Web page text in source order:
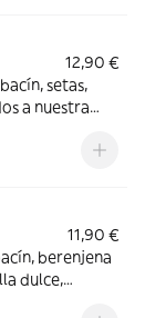
12,90 €
setas,
a nuestra
11,90 €
berenjena
dulce,